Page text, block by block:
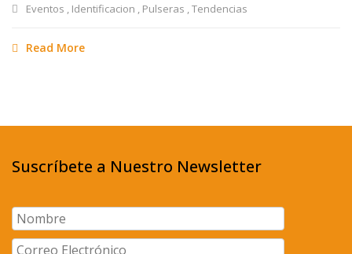
Eventos , Identificacion , Pulseras ,Tendencias
Read More
Suscríbete a Nuestro Newsletter